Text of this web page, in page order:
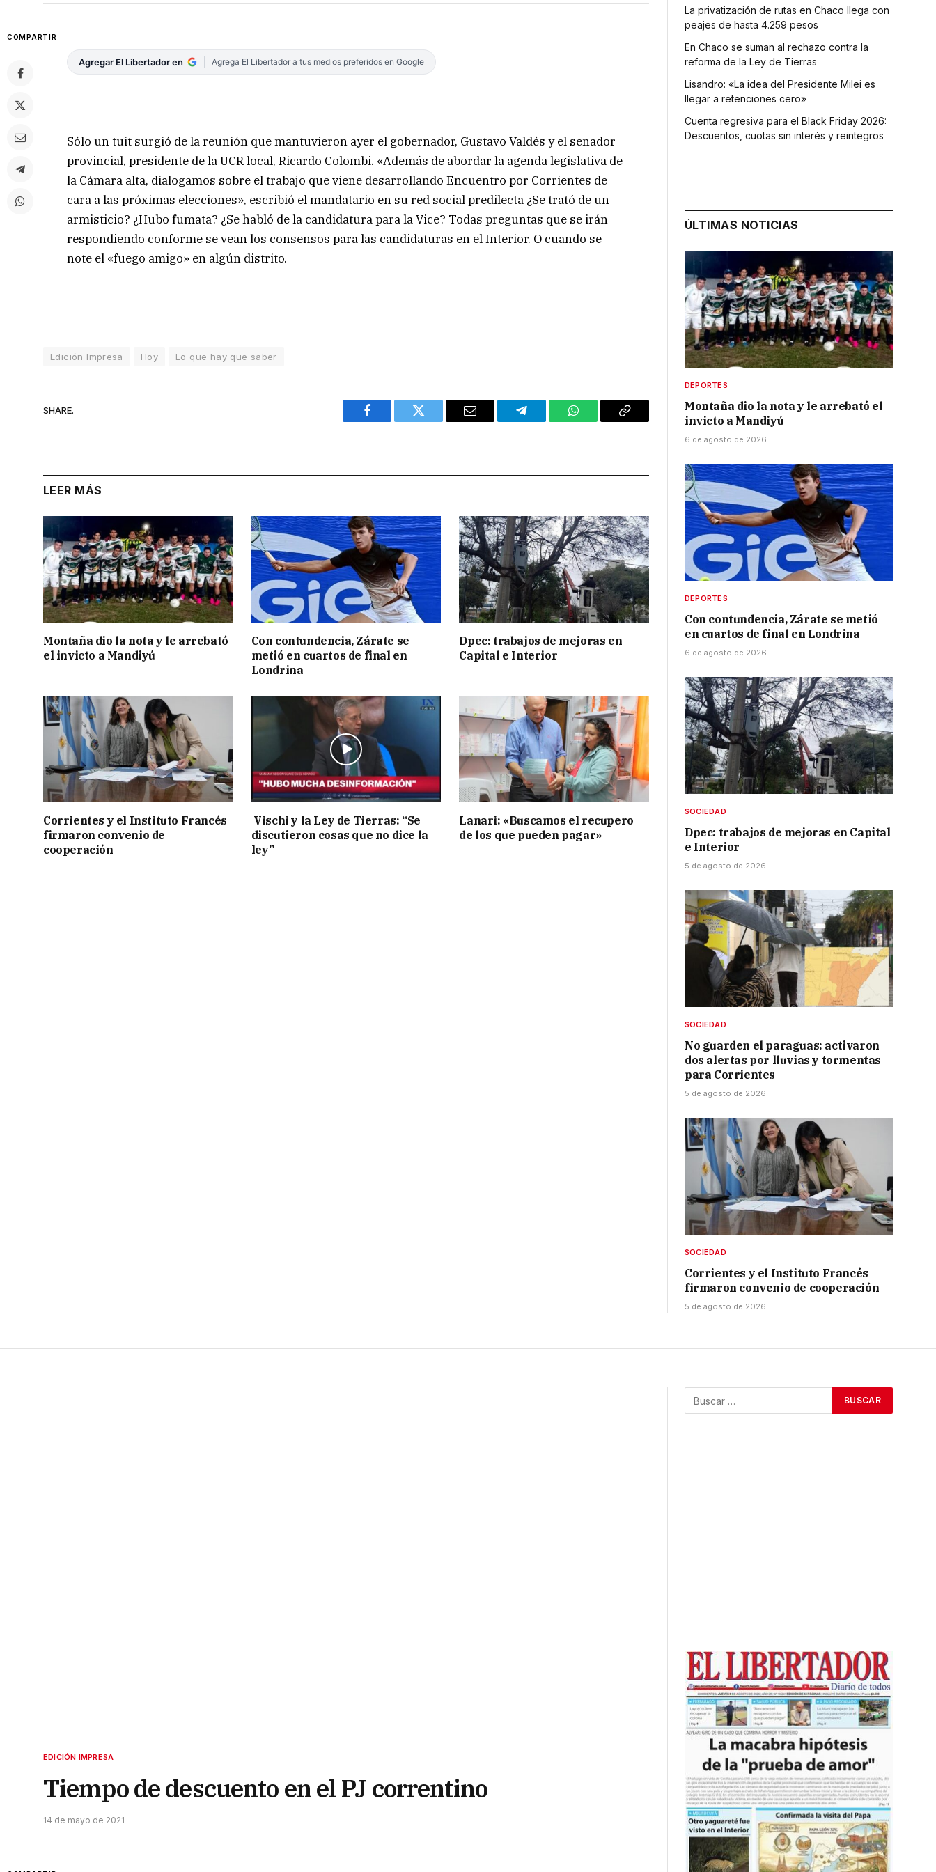
COMPARTIR
Agregar El Libertador en Agrega El Libertador a tus medios preferidos en Google
Sólo un tuit surgió de la reunión que mantuvieron ayer el gobernador, Gustavo Valdés y el senador
provincial, presidente de la UCR local, Ricardo Colombi. «Además de abordar la agenda legislativa de
la Cámara alta, dialogamos sobre el trabajo que viene desarrollando Encuentro por Corrientes de
cara a las próximas elecciones», escribió el mandatario en su red social predilecta ¿Se trató de un
armisticio? ¿Hubo fumata? ¿Se habló de la candidatura para la Vice? Todas preguntas que se irán
respondiendo conforme se vean los consensos para las candidaturas en el Interior. O cuando se
note el «fuego amigo» en algún distrito.
Edición Impresa Hoy Lo que hay que saber
SHARE.
Facebook Twitter Email Telegram WhatsAppCopy
LEER MÁS
Montaña dio la nota y le arrebató
el invicto a Mandiyú
Con contundencia, Zárate se
metió en cuartos de final en
Londrina
Dpec: trabajos de mejoras en
Capital e Interior
Corrientes y el Instituto Francés
firmaron convenio de
cooperación
Vischi y la Ley de Tierras: “Se
discutieron cosas que no dice la
ley”
Lanari: «Buscamos el recupero
de los que pueden pagar»
La privatización de rutas en Chaco llega con
peajes de hasta 4.259 pesos
En Chaco se suman al rechazo contra la
reforma de la Ley de Tierras
Lisandro: «La idea del Presidente Milei es
llegar a retenciones cero»
Cuenta regresiva para el Black Friday 2026:
Descuentos, cuotas sin interés y reintegros
ÚLTIMAS NOTICIAS
DEPORTES
Montaña dio la nota y le arrebató el
invicto a Mandiyú
6 de agosto de 2026
DEPORTES
Con contundencia, Zárate se metió
en cuartos de final en Londrina
6 de agosto de 2026
SOCIEDAD
Dpec: trabajos de mejoras en Capital
e Interior
5 de agosto de 2026
SOCIEDAD
No guarden el paraguas: activaron
dos alertas por lluvias y tormentas
para Corrientes
5 de agosto de 2026
SOCIEDAD
Corrientes y el Instituto Francés
firmaron convenio de cooperación
5 de agosto de 2026
EDICIÓN IMPRESA
Tiempo de descuento en el PJ correntino
14 de mayo de 2021